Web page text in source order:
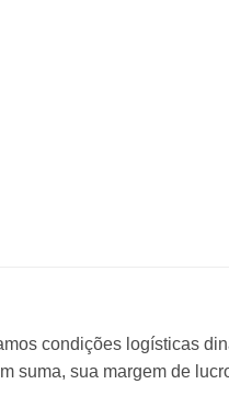
condições logísticas
suma, sua margem de